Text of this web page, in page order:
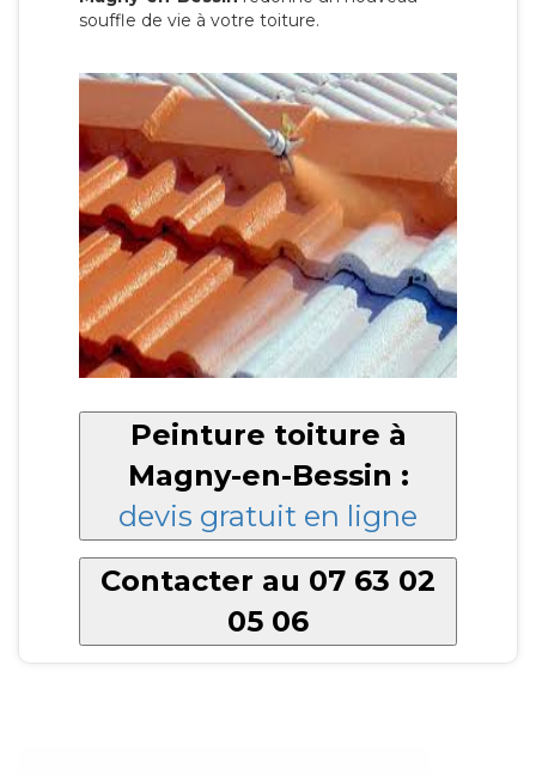
souffle de vie à votre toiture.
Peinture toiture à
Magny-en-Bessin :
devis gratuit en ligne
Contacter au 07 63 02
05 06